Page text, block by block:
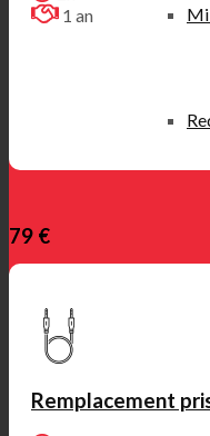
1 an
79 €
Remplacement